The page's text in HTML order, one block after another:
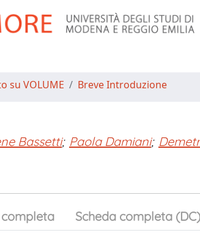
su VOLUME Breve Introduzione
Bassetti; Paola Damiani;
completa Scheda completa (DC)